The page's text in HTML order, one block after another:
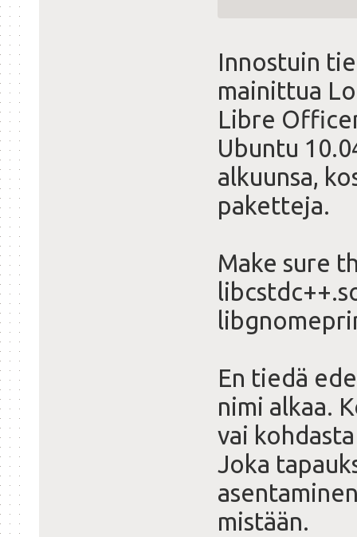
Innostuin
mainittua
Libre
Ubuntu
alkuunsa,
paketteja.
Make sure
En tiedä
nimi alkaa.
vai
Joka
mistään.